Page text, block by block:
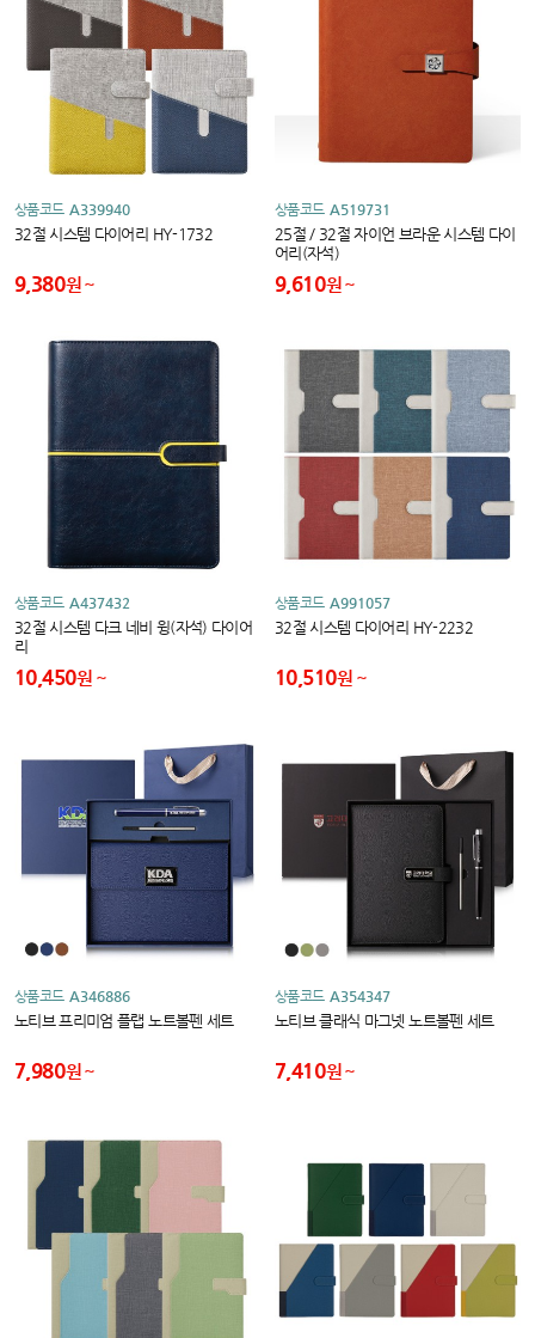
상품코드 A339940
32절 시스템 다이어리 HY-1732
9,380원
상품코드 A519731
25절 / 32절 자이언 브라운 시스템 다이
어리(자석)
9,610원
상품코드 A437432
32절 시스템 다크 네비 윙(자석) 다이어
리
10,450원
상품코드 A991057
32절 시스템 다이어리 HY-2232
10,510원
상품코드 A346886
노티브 프리미엄 플랩 노트볼펜 세트
7,980원
상품코드 A354347
노티브 클래식 마그넷 노트볼펜 세트
7,410원